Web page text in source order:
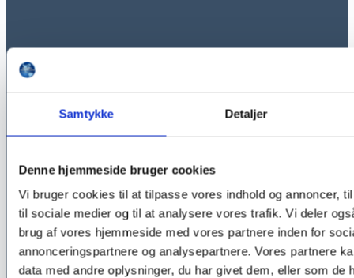
Samtykke Detaljer
Denne hjemmeside bruger cookies
Vi bruger cookies til at tilpasse vores indhold og annoncer,
til sociale medier og til at analysere vores trafik. Vi deler
brug af vores hjemmeside med vores partnere inden for
annonceringspartnere og analysepartnere. Vores partnere
data med andre oplysninger, du har givet dem, eller som de